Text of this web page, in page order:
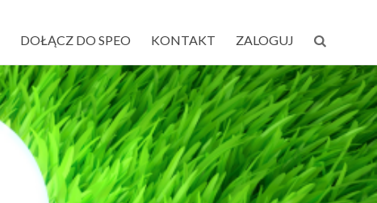
DOŁĄCZ DO SPEO KONTAKT ZALOGUJ